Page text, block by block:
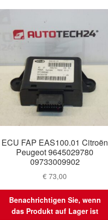
ECU FAP EAS100.01 Citroën
Peugeot 9645029780
09733009902
€ 73,00
Benachrichtigen Sie, wenn
das Produkt auf Lager ist